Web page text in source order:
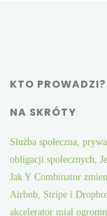
KTO PROWADZI?
NA SKRÓTY
Służba społeczna,
obligacji społecznych,
Jak Y Combinator
Airbnb, Stripe i
akcelerator miał